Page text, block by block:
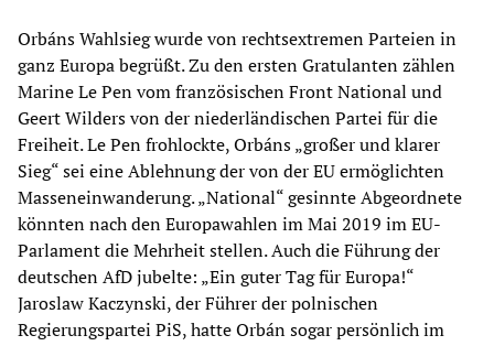
Orbáns Wahlsieg wurde von rechtsextremen Parteien in
ganz Europa begrüßt. Zu den ersten Gratulanten zählen
Marine Le Pen vom französischen Front National und
Geert Wilders von der niederländischen Partei für die
Freiheit. Le Pen frohlockte, Orbáns „großer und klarer
Sieg“ sei eine Ablehnung der von der EU ermöglichten
Masseneinwanderung. „National“ gesinnte Abgeordnete
könnten nach den Europawahlen im Mai 2019 im EU-
Parlament die Mehrheit stellen. Auch die Führung der
deutschen AfD jubelte: „Ein guter Tag für Europa!“
Jaroslaw Kaczynski, der Führer der polnischen
Regierungspartei PiS, hatte Orbán sogar persönlich im